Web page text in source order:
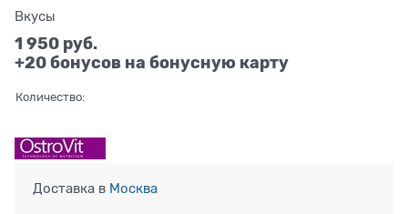
Вкусы
1 950 руб.
+20 бонусов на бонусную карту
Количество:
Доставка в Москва